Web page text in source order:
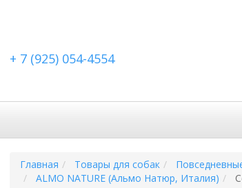
+ 7 (925) 054-4554
Главная Товары для собак
ALMO NATURE (Альмо Натюр, Италия)